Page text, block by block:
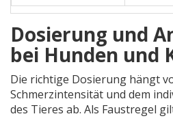
Dosierung und
bei Hunden und
Die richtige Dosierung hängt
Schmerzintensität und dem
des Tieres ab. Als Faustregel